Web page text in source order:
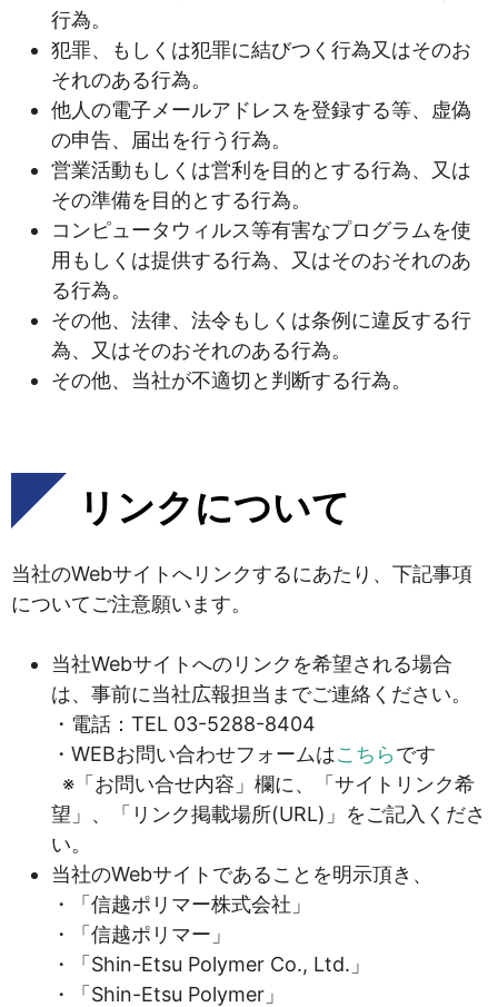
行為。
犯罪、もしくは犯罪に結びつく行為又はそのお
それのある行為。
他人の電子メールアドレスを登録する等、虚偽
の申告、届出を行う行為。
営業活動もしくは営利を目的とする行為、又は
その準備を目的とする行為。
コンピュータウィルス等有害なプログラムを使
用もしくは提供する行為、又はそのおそれのあ
る行為。
その他、法律、法令もしくは条例に違反する行
為、又はそのおそれのある行為。
その他、当社が不適切と判断する行為。
リンクについて
当社のWebサイトへリンクするにあたり、下記事項
についてご注意願います。
当社Webサイトへのリンクを希望される場合
は、事前に当社広報担当までご連絡ください。
・電話：TEL 03-5288-8404
・WEBお問い合わせフォームはこちらです
※「お問い合せ内容」欄に、「サイトリンク希
望」、「リンク掲載場所(URL)」をご記入くださ
い。
当社のWebサイトであることを明示頂き、
・「信越ポリマー株式会社」
・「信越ポリマー」
・「Shin-Etsu Polymer Co., Ltd.」
・「Shin-Etsu Polymer」